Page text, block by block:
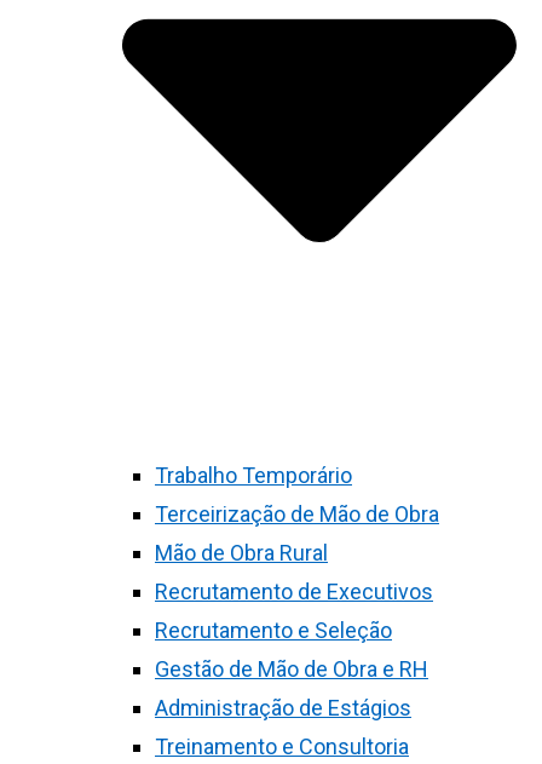
Trabalho Temporário
Terceirização de Mão de Obra
Mão de Obra Rural
Recrutamento de Executivos
Recrutamento e Seleção
Gestão de Mão de Obra e RH
Administração de Estágios
Treinamento e Consultoria